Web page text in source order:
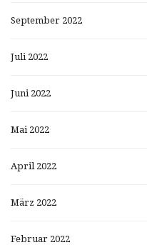
September 2022
Juli 2022
Juni 2022
Mai 2022
April 2022
März 2022
Februar 2022